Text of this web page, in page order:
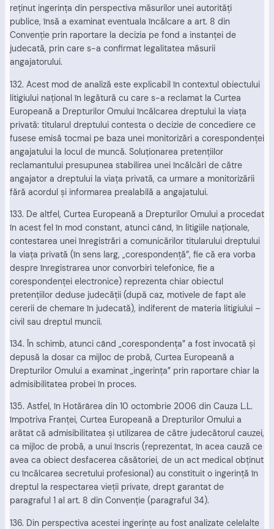
reţinut ingerinţa din perspectiva măsurilor unei autorităţi
publice, însă a examinat eventuala încălcare a art. 8 din
Convenţie prin raportare la decizia pe fond a instanţei de
judecată, prin care s-a confirmat legalitatea măsurii
angajatorului.
132. Acest mod de analiză este explicabil în contextul obiectului
litigiului naţional în legătură cu care s-a reclamat la Curtea
Europeană a Drepturilor Omului încălcarea dreptului la viaţa
privată: titularul dreptului contesta o decizie de concediere ce
fusese emisă tocmai pe baza unei monitorizări a corespondenţei
angajatului la locul de muncă. Soluţionarea pretenţiilor
reclamantului presupunea stabilirea unei încălcări de către
angajator a dreptului la viaţa privată, ca urmare a monitorizării
fără acordul şi informarea prealabilă a angajatului.
133. De altfel, Curtea Europeană a Drepturilor Omului a procedat
în acest fel în mod constant, atunci când, în litigiile naţionale,
contestarea unei înregistrări a comunicărilor titularului dreptului
la viaţa privată (în sens larg, „corespondenţă”, fie că era vorba
despre înregistrarea unor convorbiri telefonice, fie a
corespondenţei electronice) reprezenta chiar obiectul
pretenţiilor deduse judecăţii (după caz, motivele de fapt ale
cererii de chemare în judecată), indiferent de materia litigiului –
civil sau dreptul muncii.
134. În schimb, atunci când „corespondenţa” a fost invocată şi
depusă la dosar ca mijloc de probă, Curtea Europeană a
Drepturilor Omului a examinat „ingerinţa” prin raportare chiar la
admisibilitatea probei în proces.
135. Astfel, în Hotărârea din 10 octombrie 2006 din Cauza L.L.
împotriva Franţei, Curtea Europeană a Drepturilor Omului a
arătat că admisibilitatea şi utilizarea de către judecătorul cauzei,
ca mijloc de probă, a unui înscris (reprezentat, în acea cauză ce
avea ca obiect desfacerea căsătoriei, de un act medical obţinut
cu încălcarea secretului profesional) au constituit o ingerinţă în
dreptul la respectarea vieţii private, drept garantat de
paragraful 1 al art. 8 din Convenţie (paragraful 34).
136. Din perspectiva acestei ingerinţe au fost analizate celelalte